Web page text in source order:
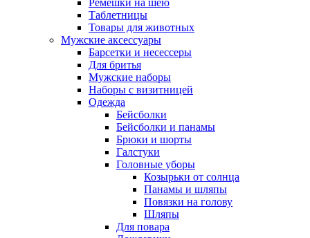
Таблетницы
Товары для животных
Мужские аксессуары
Барсетки и несессеры
Для бритья
Мужские наборы
Наборы с визитницей
Одежда
Бейсболки
Бейсболки и панамы
Брюки и шорты
Галстуки
Головные уборы
Козырьки от солнца
Панамы и шляпы
Повязки на голову
Шляпы
Для повара